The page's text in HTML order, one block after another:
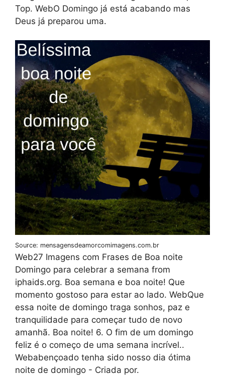
Top. WebO Domingo já está acabando mas
Deus já preparou uma.
Source: mensagensdeamorcomimagens.com.br
Web27 Imagens com Frases de Boa noite
Domingo para celebrar a semana from
iphaids.org. Boa semana e boa noite! Que
momento gostoso para estar ao lado. WebQue
essa noite de domingo traga sonhos, paz e
tranquilidade para começar tudo de novo
amanhã. Boa noite! 6. O fim de um domingo
feliz é o começo de uma semana incrível..
Webabençoado tenha sido nosso dia ótima
noite de domingo - Criada por.